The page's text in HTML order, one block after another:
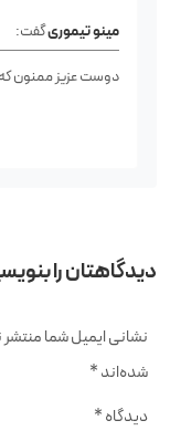
مینو تیموریگفت:
دوست عزیز ممنون
دیدگاهتان را
نشانی ایمیل شما
شده‌اند*
دیدگاه*